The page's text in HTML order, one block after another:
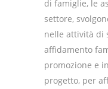
di famiglie, le
settore,
nelle attività di
affidamento
promozione e
progetto, per